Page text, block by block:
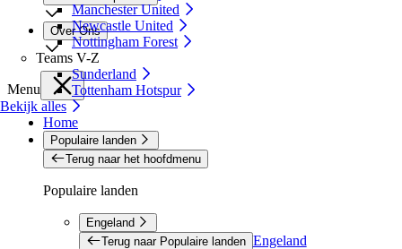
Manchester United
Newcastle United
Nottingham Forest
Teams V-Z
Sunderland
Tottenham Hotspur
Bekijk alles
Over Ons
Menu
Home
Populaire landen
Terug naar het hoofdmenu
Populaire landen
Engeland
Terug naar Populaire landen Engeland